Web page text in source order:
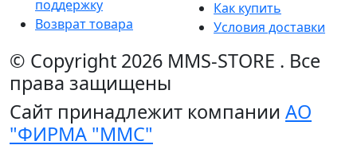
поддержку
Возврат товара
Как купить
Условия доставки
© Copyright 2026 MMS-STORE . Все
права защищены
Сайт принадлежит компании АО
"ФИРМА "ММС"